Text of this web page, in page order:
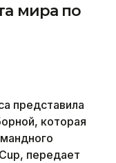
мира по
представила
которая
передает